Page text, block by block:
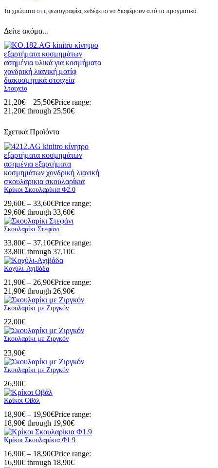
Τα χρώματα στις φωτογραφίες ενδέχεται να διαφέρουν από τα πραγματικά.
Δείτε ακόμα...
Στοιχείο
21,20€ – 25,50€Price range:
21,20€ through 25,50€
Σχετικά Προϊόντα
Κρίκοι Σκουλαρίκια Φ2.0
29,60€ – 33,60€Price range:
29,60€ through 33,60€
Σκουλαρίκι Στεφάνι
33,80€ – 37,10€Price range:
33,80€ through 37,10€
Κοχύλι-Αχιβάδα
21,90€ – 26,90€Price range:
21,90€ through 26,90€
Σκουλαρίκι με Ζιργκόν
22,00€
Σκουλαρίκι με Ζιργκόν
23,90€
Σκουλαρίκι με Ζιργκόν
26,90€
Κρίκοι Οβάλ
18,90€ – 19,90€Price range:
18,90€ through 19,90€
Κρίκοι Σκουλαρίκια Φ1.9
16,90€ – 18,90€Price range:
16,90€ through 18,90€